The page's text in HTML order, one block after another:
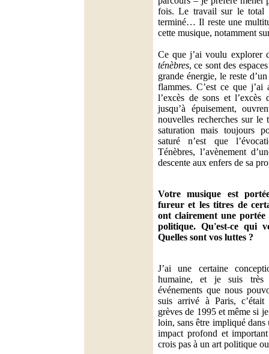
fois. Le travail sur le total
terminé… Il reste une
cette musique, notamment
Ce que j’ai voulu explorer
ténèbres, ce sont des
grande énergie, le reste
flammes. C’est ce que j’ai
l’excès de sons et l’excès
jusqu’à épuisement,
nouvelles recherches sur le
saturation mais toujours
saturé n’est que
Ténèbres, l’avènement
descente aux enfers de sa
Votre musique est
fureur et les titres de
ont clairement une
politique. Qu'est-ce qui
Quelles sont vos luttes ?
J’ai une certaine
humaine, et je suis très
événements que nous
suis arrivé à Paris, c’était
grèves de 1995 et même si
loin, sans être impliqué dans
impact profond et
crois pas à un art politique